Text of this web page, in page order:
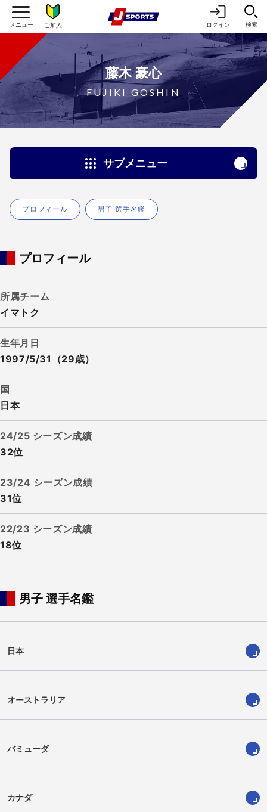
ご加入 ログイン 検索
藤木 豪心
FUJIKI GOSHIN
サブメニュー
プロフィール 男子 選手名鑑
プロフィール
所属チーム
イマトク
生年月日
1997/5/31（29歳）
国
日本
24/25 シーズン成績
32位
23/24 シーズン成績
31位
22/23 シーズン成績
18位
男子 選手名鑑
日本
オーストラリア
バミューダ
カナダ